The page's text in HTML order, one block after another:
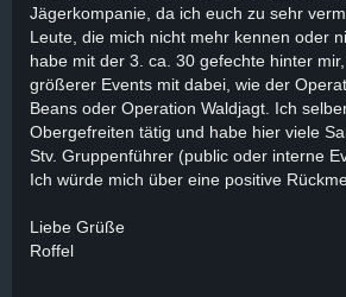
Jägerkompanie, da ich euch zu sehr
Leute, die mich nicht mehr kennen oder
habe mit der 3. ca. 30 gefechte hinter
größerer Events mit dabei, wie der
Beans oder Operation Waldjagt. Ich
Obergefreiten tätig und habe hier viele
Stv. Gruppenführer (public oder interne
Ich würde mich über eine positive
Liebe Grüße
Roffel